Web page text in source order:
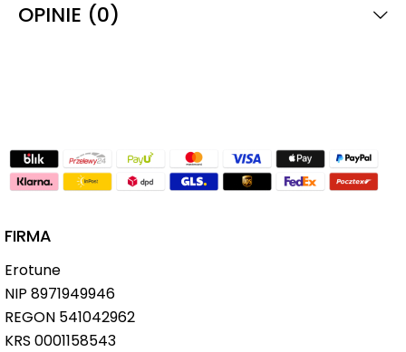
OPINIE (0)
FIRMA
Erotune
NIP 8971949946
REGON 541042962
KRS 0001158543